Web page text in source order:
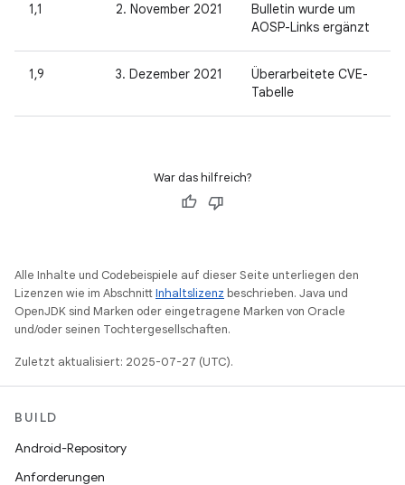
1,1 2. November 2021
Bulletin wurde um
AOSP-Links ergänzt
1,9 3. Dezember 2021
Überarbeitete CVE-
Tabelle
War das hilfreich?
Alle Inhalte und Codebeispiele auf dieser Seite unterliegen den
Lizenzen wie im AbschnittInhaltslizenz beschrieben. Java und
OpenJDK sind Marken oder eingetragene Marken von Oracle
und/oder seinen Tochtergesellschaften.
Zuletzt aktualisiert: 2025-07-27 (UTC).
BUILD
Android-Repository
Anforderungen